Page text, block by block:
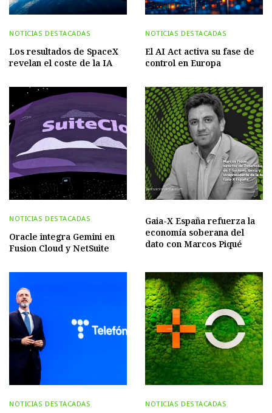
NOTICIAS DESTACADAS
Los resultados de SpaceX
revelan el coste de la IA
NOTICIAS DESTACADAS
El AI Act activa su fase de
control en Europa
NOTICIAS DESTACADAS
Oracle integra Gemini en
Fusion Cloud y NetSuite
Gaia-X España refuerza la
economía soberana del
dato con Marcos Piqué
NOTICIAS DESTACADAS NOTICIAS DESTACADAS